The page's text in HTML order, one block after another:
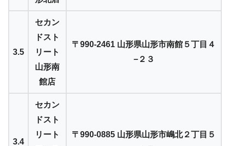
3.5
セカン
ドスト
リート
山形南
館店
〒990-2461 山形県山形市南館５丁目４
−２３
3.4
セカン
ドスト
リート
〒990-0885 山形県山形市嶋北２丁目５